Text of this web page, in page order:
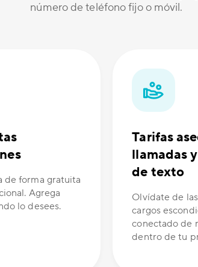
número de teléfono fijo o móvil.
de forma gratuita
Agrega
lo desees.
Tarifas
llamadas
de texto
Olvídate de
cargos
conectado de
dentro de tu